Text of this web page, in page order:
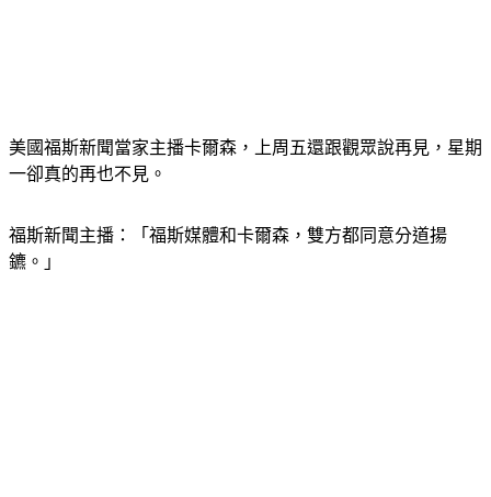
美國福斯新聞當家主播卡爾森，上周五還跟觀眾說再見，星期
一卻真的再也不見。
福斯新聞主播：「福斯媒體和卡爾森，雙方都同意分道揚
鑣。」